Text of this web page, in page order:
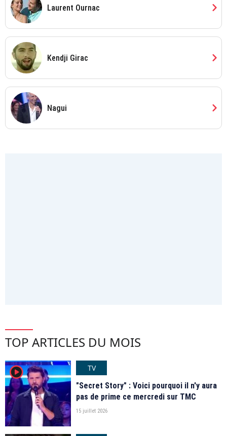
Laurent Ournac chevron_right
Kendji Girac chevron_right
Nagui chevron_right
TOP ARTICLES DU MOIS
player2
TV
"Secret Story" : Voici pourquoi il n'y aura
pas de prime ce mercredi sur TMC
15 juillet 2026